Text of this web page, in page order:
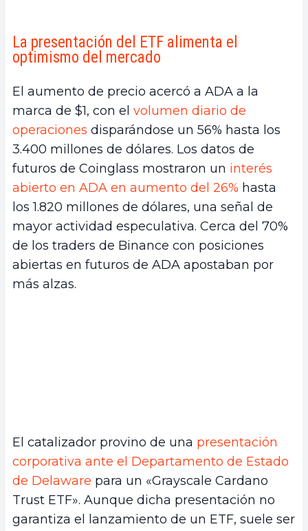
La presentación del ETF alimenta el
optimismo del mercado
El aumento de precio acercó a ADA a la
marca de $1, con el volumen diario de
operaciones disparándose un 56% hasta los
3.400 millones de dólares. Los datos de
futuros de Coinglass mostraron un interés
abierto en ADA en aumento del 26% hasta
los 1.820 millones de dólares, una señal de
mayor actividad especulativa. Cerca del 70%
de los traders de Binance con posiciones
abiertas en futuros de ADA apostaban por
más alzas.
El catalizador provino de una presentación
corporativa ante el Departamento de Estado
de Delaware para un «Grayscale Cardano
Trust ETF». Aunque dicha presentación no
garantiza el lanzamiento de un ETF, suele ser